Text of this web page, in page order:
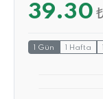
39.30
1 Gün 1 Hafta